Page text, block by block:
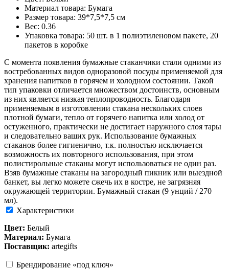
Материал товара: Бумага
Размер товара: 39*7,5*7,5 см
Вес: 0.36
Упаковка товара: 50 шт. в 1 полиэтиленовом пакете, 20
пакетов в коробке
С момента появления бумажные стаканчики стали одними из
востребованных видов одноразовой посуды применяемой для
хранения напитков в горячем и холодном состоянии. Такой
тип упаковки отличается множеством достоинств, основным
из них является низкая теплопроводность. Благодаря
применяемым в изготовлении стакана нескольких слоев
плотной бумаги, тепло от горячего напитка или холод от
остуженного, практически не достигает наружного слоя тары
и следовательно ваших рук. Использование бумажных
стаканов более гигиенично, т.к. полностью исключается
возможность их повторного использования, при этом
полистирольные стаканы могут использоваться не один раз.
Взяв бумажные стаканы на загородный пикник или выездной
банкет, вы легко можете сжечь их в костре, не загрязняя
окружающей территории. Бумажный стакан (9 унций / 270
мл).
Характеристики
Цвет: Белый
Материал: Бумага
Поставщик: artegifts
Брендирование «под ключ»